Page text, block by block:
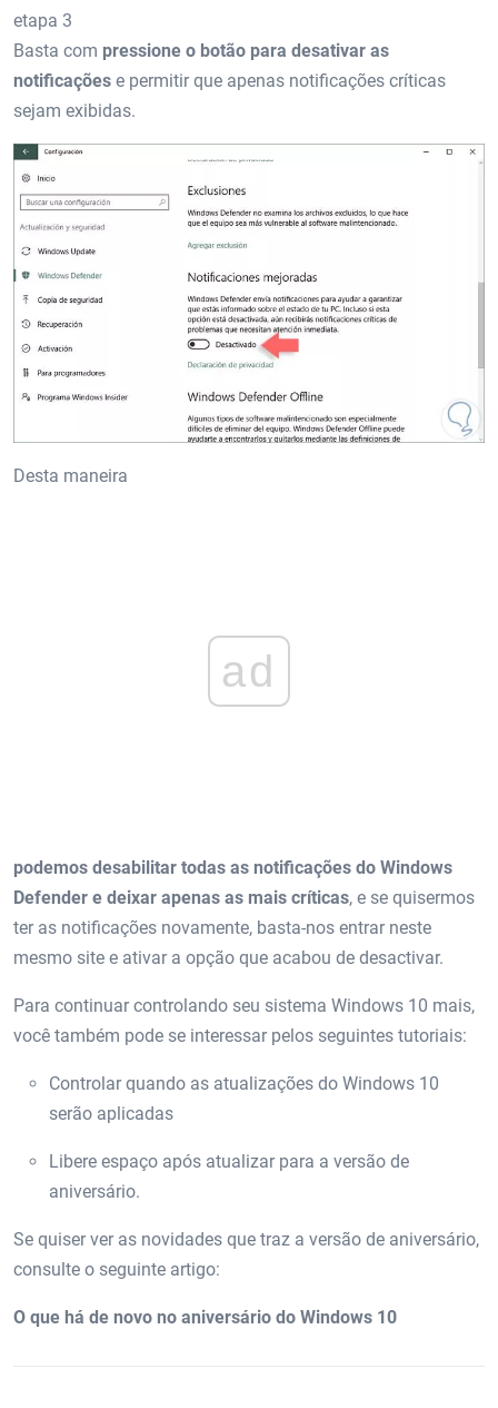
etapa 3
Basta com pressione o botão para desativar as
notificações e permitir que apenas notificações críticas
sejam exibidas.
Desta maneira
ad
podemos desabilitar todas as notificações do Windows
Defender e deixar apenas as mais críticas, e se quisermos
ter as notificações novamente, basta-nos entrar neste
mesmo site e ativar a opção que acabou de desactivar.
Para continuar controlando seu sistema Windows 10 mais,
você também pode se interessar pelos seguintes tutoriais:
Controlar quando as atualizações do Windows 10
serão aplicadas
Libere espaço após atualizar para a versão de
aniversário.
Se quiser ver as novidades que traz a versão de aniversário,
consulte o seguinte artigo:
O que há de novo no aniversário do Windows 10